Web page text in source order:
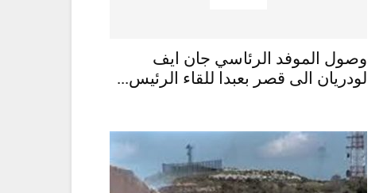
وصول الموفد الرئاسي جان ايف
لودريان الى قصر بعبدا للقاء الرئيس...